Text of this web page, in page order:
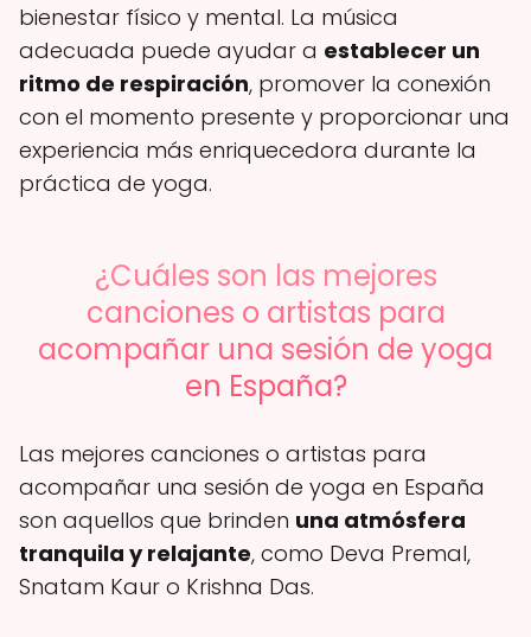
bienestar físico y mental. La música
adecuada puede ayudar a establecer un
ritmo de respiración, promover la conexión
con el momento presente y proporcionar una
experiencia más enriquecedora durante la
práctica de yoga.
¿Cuáles son las mejores
canciones o artistas para
acompañar una sesión de yoga
en España?
Las mejores canciones o artistas para
acompañar una sesión de yoga en España
son aquellos que brinden una atmósfera
tranquila y relajante, como Deva Premal,
Snatam Kaur o Krishna Das.